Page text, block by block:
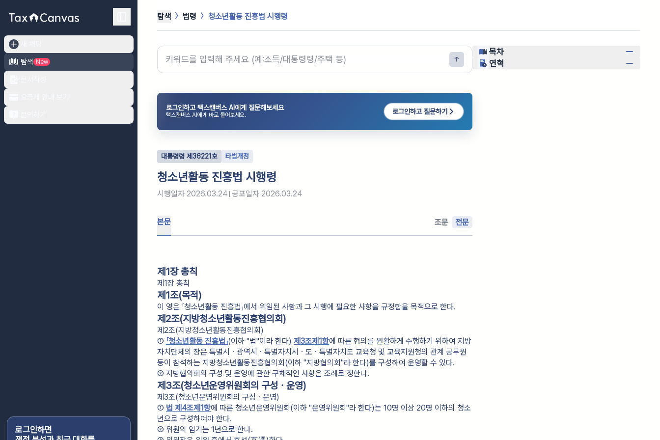
탐색
New
로그인하면
탐색 법령 청소년활동 진흥법 시행령
로그인하고 택스캔버스 AI에게 질문해보세요
택스캔버스 AI에게 바로 물어보세요. 로그인하고 질문하기
대통령령 제 36221호 타법개정
청소년활동 진흥법 시행령
시행일자 2026.03.24 공포일자 2026.03.24
본문 조문 전문
제1장 총칙
제1장 총칙
제1조(목적)
이 영은 「청소년활동 진흥법」에서 위임된 사항과 그 시행에 필요한 사항을 규정함을 목적으로 한다.
제2조(지방청소년활동진흥협의회)
제2조(지방청소년활동진흥협의회)
① 「청소년활동 진흥법」(이하 "법"이라 한다) 제3조제1항에 따른 협의를 원활하게 수행하기 위하여 지방
자치단체의 장은 특별시ㆍ광역시ㆍ특별자치시ㆍ도ㆍ특별자치도 교육청 및 교육지원청의 관계 공무원
등이 참석하는 지방청소년활동진흥협의회(이하 "지방협의회"라 한다)를 구성하여 운영할 수 있다.
② 지방협의회의 구성 및 운영에 관한 구체적인 사항은 조례로 정한다.
제3조(청소년운영위원회의 구성ㆍ운영)
제3조(청소년운영위원회의 구성ㆍ운영)
① 법 제4조제1항에 따른 청소년운영위원회(이하 "운영위원회"라 한다)는 10명 이상 20명 이하의 청소
년으로 구성하여야 한다.
② 위원의 임기는 1년으로 한다.
목차
연혁